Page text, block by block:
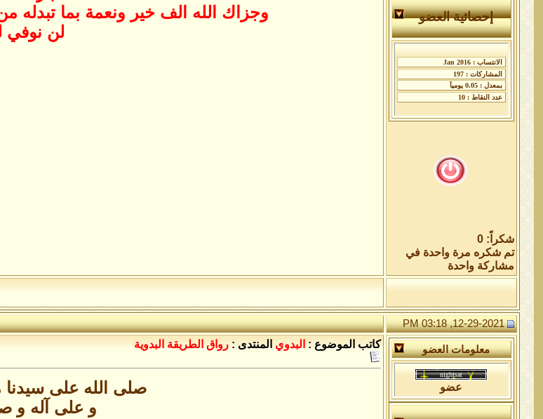
إحصائية العضو
شكراً: 0
تم شكره مرة واحدة في
مشاركة واحدة
وجزاك الله الف خير ونعمة بما تبدله
لن
12-29-2021, 03:18 PM
معلومات العضو
عضو
كاتب الموضوع : البدوي المنتدى : رواق الطريقة البدوية
صلى الله على سيدنا
و على آله و